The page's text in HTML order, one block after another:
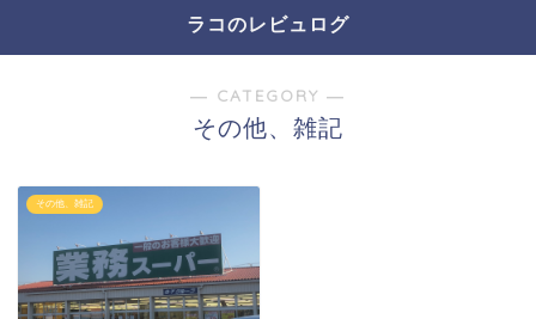
ラコのレビュログ
― CATEGORY ―
その他、雑記
その他、雑記